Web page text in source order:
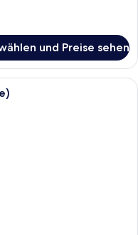
und Preise sehen
mit Bett,